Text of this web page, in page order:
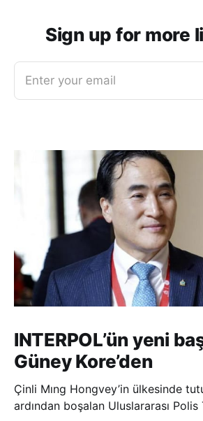
Sign up for more
Enter your email
INTERPOL’ün yeni
Güney Kore’den
Çinli Mıng Hongvey’in ülkesinde
ardından boşalan Uluslararası Polis